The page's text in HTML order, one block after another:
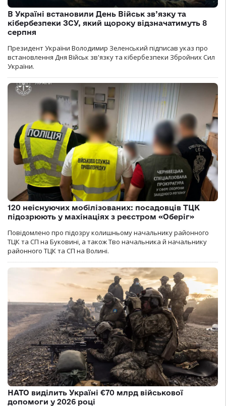
В Україні встановили День Військ зв’язку та
кібербезпеки ЗСУ, який щороку відзначатимуть 8
серпня
Президент України Володимир Зеленський підписав указ про
встановлення Дня Військ зв'язку та кібербезпеки Збройних Сил
України.
120 неіснуючих мобілізованих: посадовців ТЦК
підозрюють у махінаціях з реєстром «Оберіг»
Повідомлено про підозру колишньому начальнику районного
ТЦК та СП на Буковині, а також Тво начальника й начальнику
районного ТЦК та СП на Волині.
НАТО виділить Україні €70 млрд військової
допомоги у 2026 році